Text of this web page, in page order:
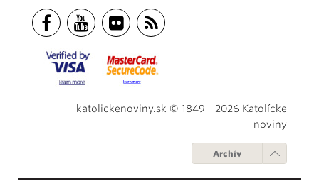
katolickenoviny.sk © 1849 - 2026 Katolícke
noviny
Archív